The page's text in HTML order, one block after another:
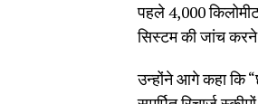
पहले 4,000
सिस्टम की जांच
उन्होंने आगे कहा कि